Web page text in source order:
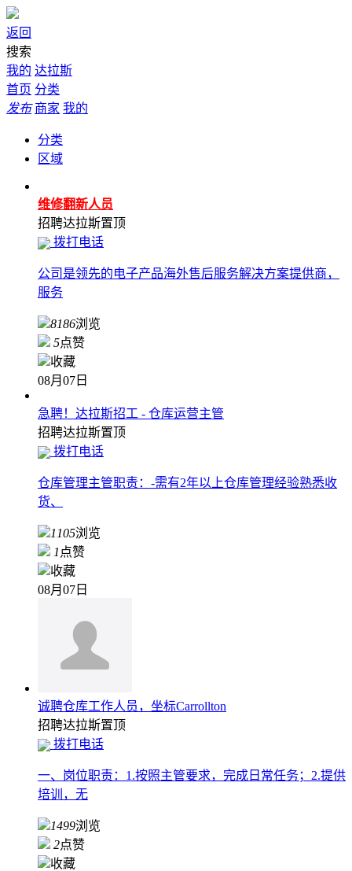
返回
搜索
我的 达拉斯
首页 分类
发布 商家 我的
分类
区域
维修翻新人员
招聘达拉斯置顶
拨打电话
公司是领先的电子产品海外售后服务解决方案提供商，
服务
8186浏览
5点赞
收藏
08月07日
急聘！达拉斯招工 - 仓库运营主管
招聘达拉斯置顶
拨打电话
仓库管理主管职责：-需有2年以上仓库管理经验熟悉收
货、
1105浏览
1 点赞
收藏
08月07日
诚聘仓库工作人员，坐标Carrollton
招聘达拉斯置顶
拨打电话
一、岗位职责：1.按照主管要求，完成日常任务；2.提供
培训，无
1499浏览
2点赞
收藏